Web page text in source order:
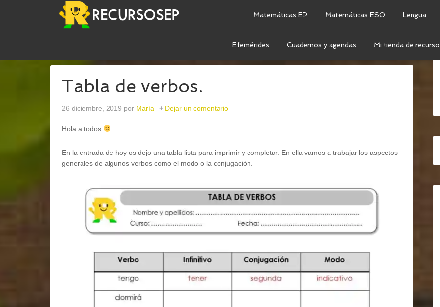
Matemáticas EP Matemáticas ESO Lengua
Efemérides Cuadernos y agendas Mi tienda de
Tabla de verbos.
26 diciembre, 2019 por María Dejar un comentario
Hola a todos
En la entrada de hoy os dejo una tabla lista para imprimir y completar. En ella vamos a trabajar los aspectos
generales de algunos verbos como el modo o la conjugación.